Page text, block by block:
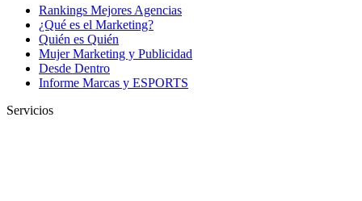
Rankings Mejores Agencias
¿Qué es el Marketing?
Quién es Quién
Mujer Marketing y Publicidad
Desde Dentro
Informe Marcas y ESPORTS
Servicios